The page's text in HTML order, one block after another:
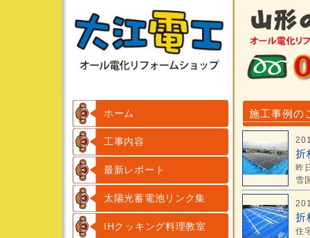
ホーム
工事内容
最新レポート
太陽光蓄電池リンク集
IHクッキング料理教室
施工事例の
折
昨
雪
折
住